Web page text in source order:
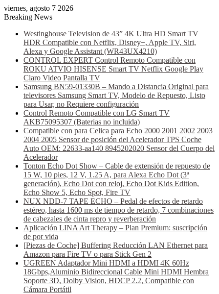
viernes, agosto 7 2026
Breaking News
Westinghouse Television de 43” 4K Ultra HD Smart TV
HDR Compatible con Netflix, Disney+, Apple TV, Siri,
Alexa y Google Assistant (WR43UX4210)
CONTROL EXPERT Control Remoto Compatible con
ROKU ATVIO HISENSE Smart TV Netflix Google Play
Claro Video Pantalla TV
Samsung BN59-01330B – Mando a Distancia Original para
televisores Samsung Smart TV, Modelo de Repuesto, Listo
para Usar, no Requiere configuración
Control Remoto Compatible con LG Smart TV
AKB75095307 (Baterias no incluida)
Compatible con para Celica para Echo 2000 2001 2002 2003
2004 2005 Sensor de posición del Acelerador TPS Coche
Auto OEM: 22633-aa140 8945202020 Sensor del Cuerpo del
Acelerador
Tonton Echo Dot Show – Cable de extensión de repuesto de
15 W, 10 pies, 12 V, 1.25 A, para Alexa Echo Dot (3ª
generación), Echo Dot con reloj, Echo Dot Kids Edition,
Echo Show 5, Echo Spot, Fire TV
NUX NDD-7 TAPE ECHO – Pedal de efectos de retardo
estéreo, hasta 1600 ms de tiempo de retardo, 7 combinaciones
de cabezales de cinta repro y reverberación
Aplicación LINA Art Therapy – Plan Premium: suscripción
de por vida
[Piezas de Coche] Buffering Reducción LAN Ethernet para
Amazon para Fire TV o para Stick Gen 2
UGREEN Adaptador Mini HDMI a HDMI 4K 60Hz
18Gbps,Aluminio Bidireccional Cable Mini HDMI Hembra
Soporte 3D, Dolby Vision, HDCP 2.2, Compatible con
Cámara Portátil